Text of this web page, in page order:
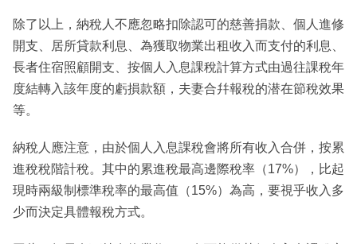
除了以上，納稅人不應忽略扣除認可的慈善捐款、個人進修
開支、居所貸款利息、為獲取物業出租收入而支付的利息、
長者住宿照顧開支、按個人入息課稅計算方式由過往課稅年
度結轉入該年度的虧損款額，夫妻合幷報稅的潜在節稅效果
等。
納稅人應注意，由於個人入息課稅會將所有收入合併，按累
進稅稅階計稅。其中的累進稅最高邊際稅率（17%），比起
現時兩級制標準稅率的最高值（15%）為高，要視乎收入多
少而決定具體報稅方式。